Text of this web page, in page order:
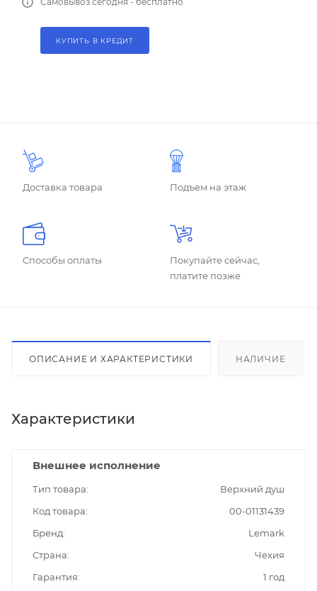
КУПИТЬ В КРЕДИТ
Доставка товара Подъем на этаж
Способы оплаты
Покупайте сейчас,
платите позже
ОПИСАНИЕ И ХАРАКТЕРИСТИКИ НАЛИЧИЕ
Характеристики
Внешнее исполнение
Тип товара
Верхний душ
Код товара
00-01131439
Бренд
Lemark
Страна
Чехия
Гарантия
1 год